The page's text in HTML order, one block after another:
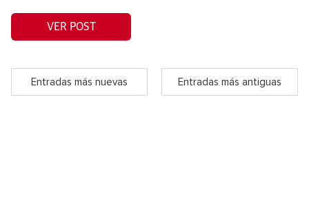
VER POST
Entradas más nuevas Entradas más antiguas